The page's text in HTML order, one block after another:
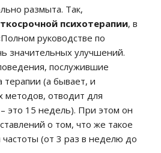
размыта. Так,
психотерапии, в
руководстве по
значительных улучшений.
послужившие
терапии (а бывает, и
методов, отводит для
это 15 недель). При этом он
о том, что же такое
частоты (от 3 раз в неделю до